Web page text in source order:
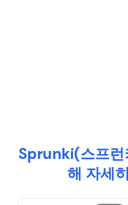
Sprunki(스프
해 자세